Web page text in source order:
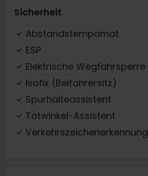
Sicherheit
Abstandstempomat
ESP
Elektrische Wegfahrsperre
Isofix (Beifahrersitz)
Spurhalteassistent
Totwinkel-Assistent
Verkehrszeichenerkennung